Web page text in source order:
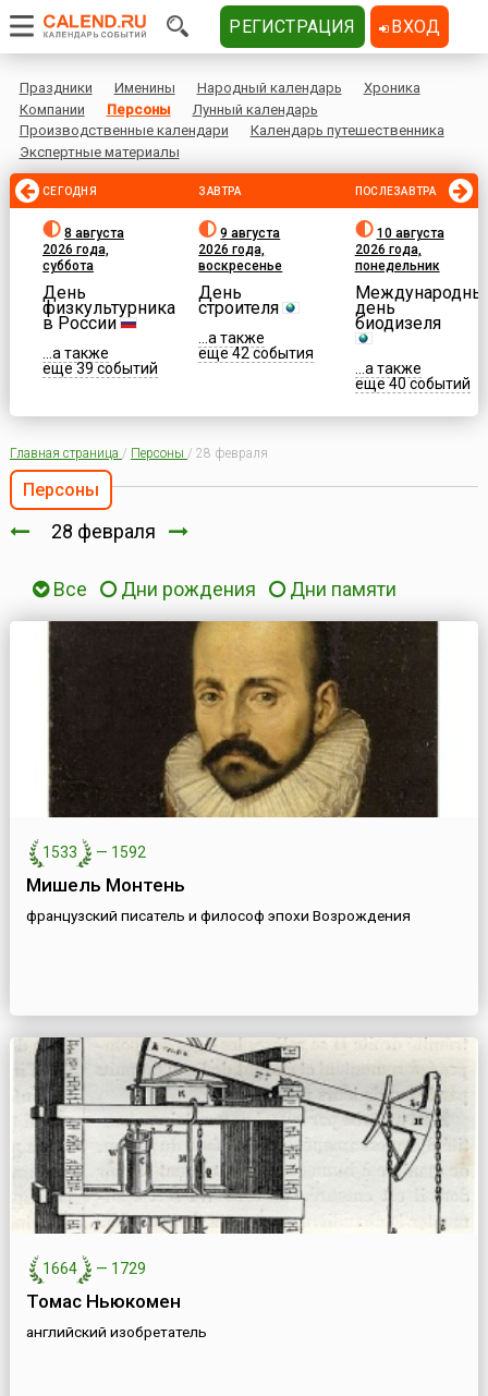
Праздники Именины Народный календарь
Хроника
Компании
Персоны
Лунный календарь
Производственные календари
Календарь путешественника
Экспертные материалы
СЕГОДНЯ
8 августа
2026 года,
суббота
День
физкультурника
в России
...а также
еще 39 событий
ЗАВТРА
9 августа
2026 года,
воскресенье
День
строителя
...а также
еще 42 события
ПОСЛЕЗАВТРА
10 августа
2026 года,
понедельник
день
биодизеля
...а также
еще 40 событий
Главная страница / Персоны / 28 февраля
Персоны
28 февраля
Все Дни рождения Дни памяти
1533 — 1592
Мишель Монтень
французский писатель и философ эпохи Возрождения
1664 — 1729
Томас Ньюкомен
английский изобретатель
РЕГИСТРАЦИЯ ВХОД